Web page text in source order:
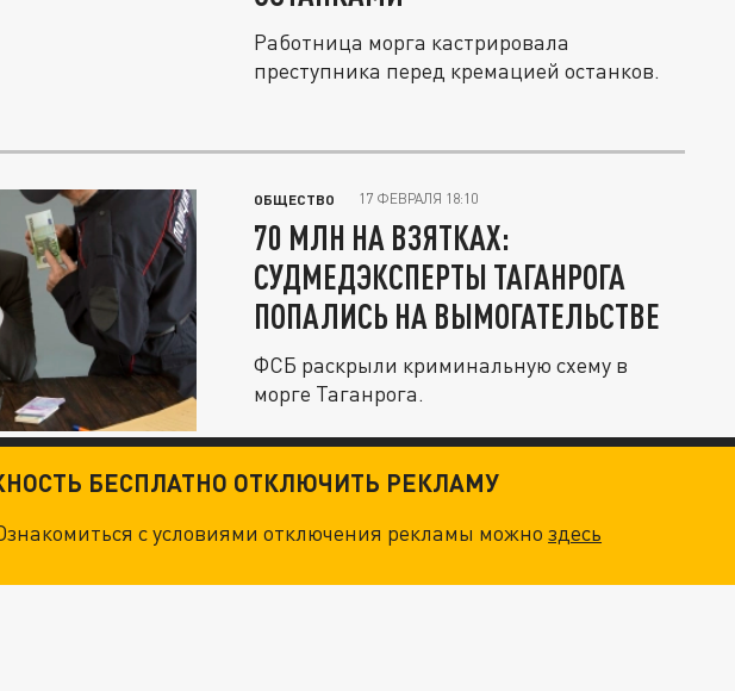
Работница морга кастрировала
преступника перед кремацией останков.
ОБЩЕСТВО 17 ФЕВРАЛЯ 18:10
70 МЛН НА ВЗЯТКАХ:
СУДМЕДЭКСПЕРТЫ ТАГАНРОГА
ПОПАЛИСЬ НА ВЫМОГАТЕЛЬСТВЕ
ФСБ раскрыли криминальную схему в
морге Таганрога.
БЕСПЛАТНО ОТКЛЮЧИТЬ РЕКЛАМУ
с условиями отключения рекламы можноздесь